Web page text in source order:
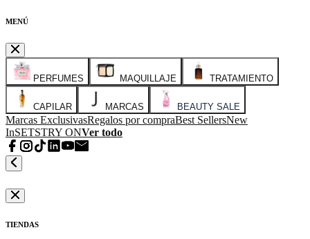
MENÚ
PERFUMES MAQUILLAJE TRATAMIENTO
CAPILAR MARCAS BEAUTY SALE
Marcas ExclusivasRegalos por compraBest SellersNew
InSETSTRY ONVer todo
TIENDAS